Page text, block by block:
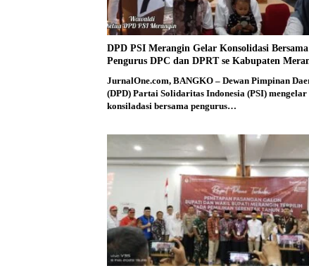
DPD PSI Merangin Gelar Konsolidasi Bersama
Pengurus DPC dan DPRT se Kabupaten
JurnalOne.com, BANGKO – Dewan Pimpinan
(DPD) Partai Solidaritas Indonesia (PSI) mengelar
konsiladasi bersama pengurus…